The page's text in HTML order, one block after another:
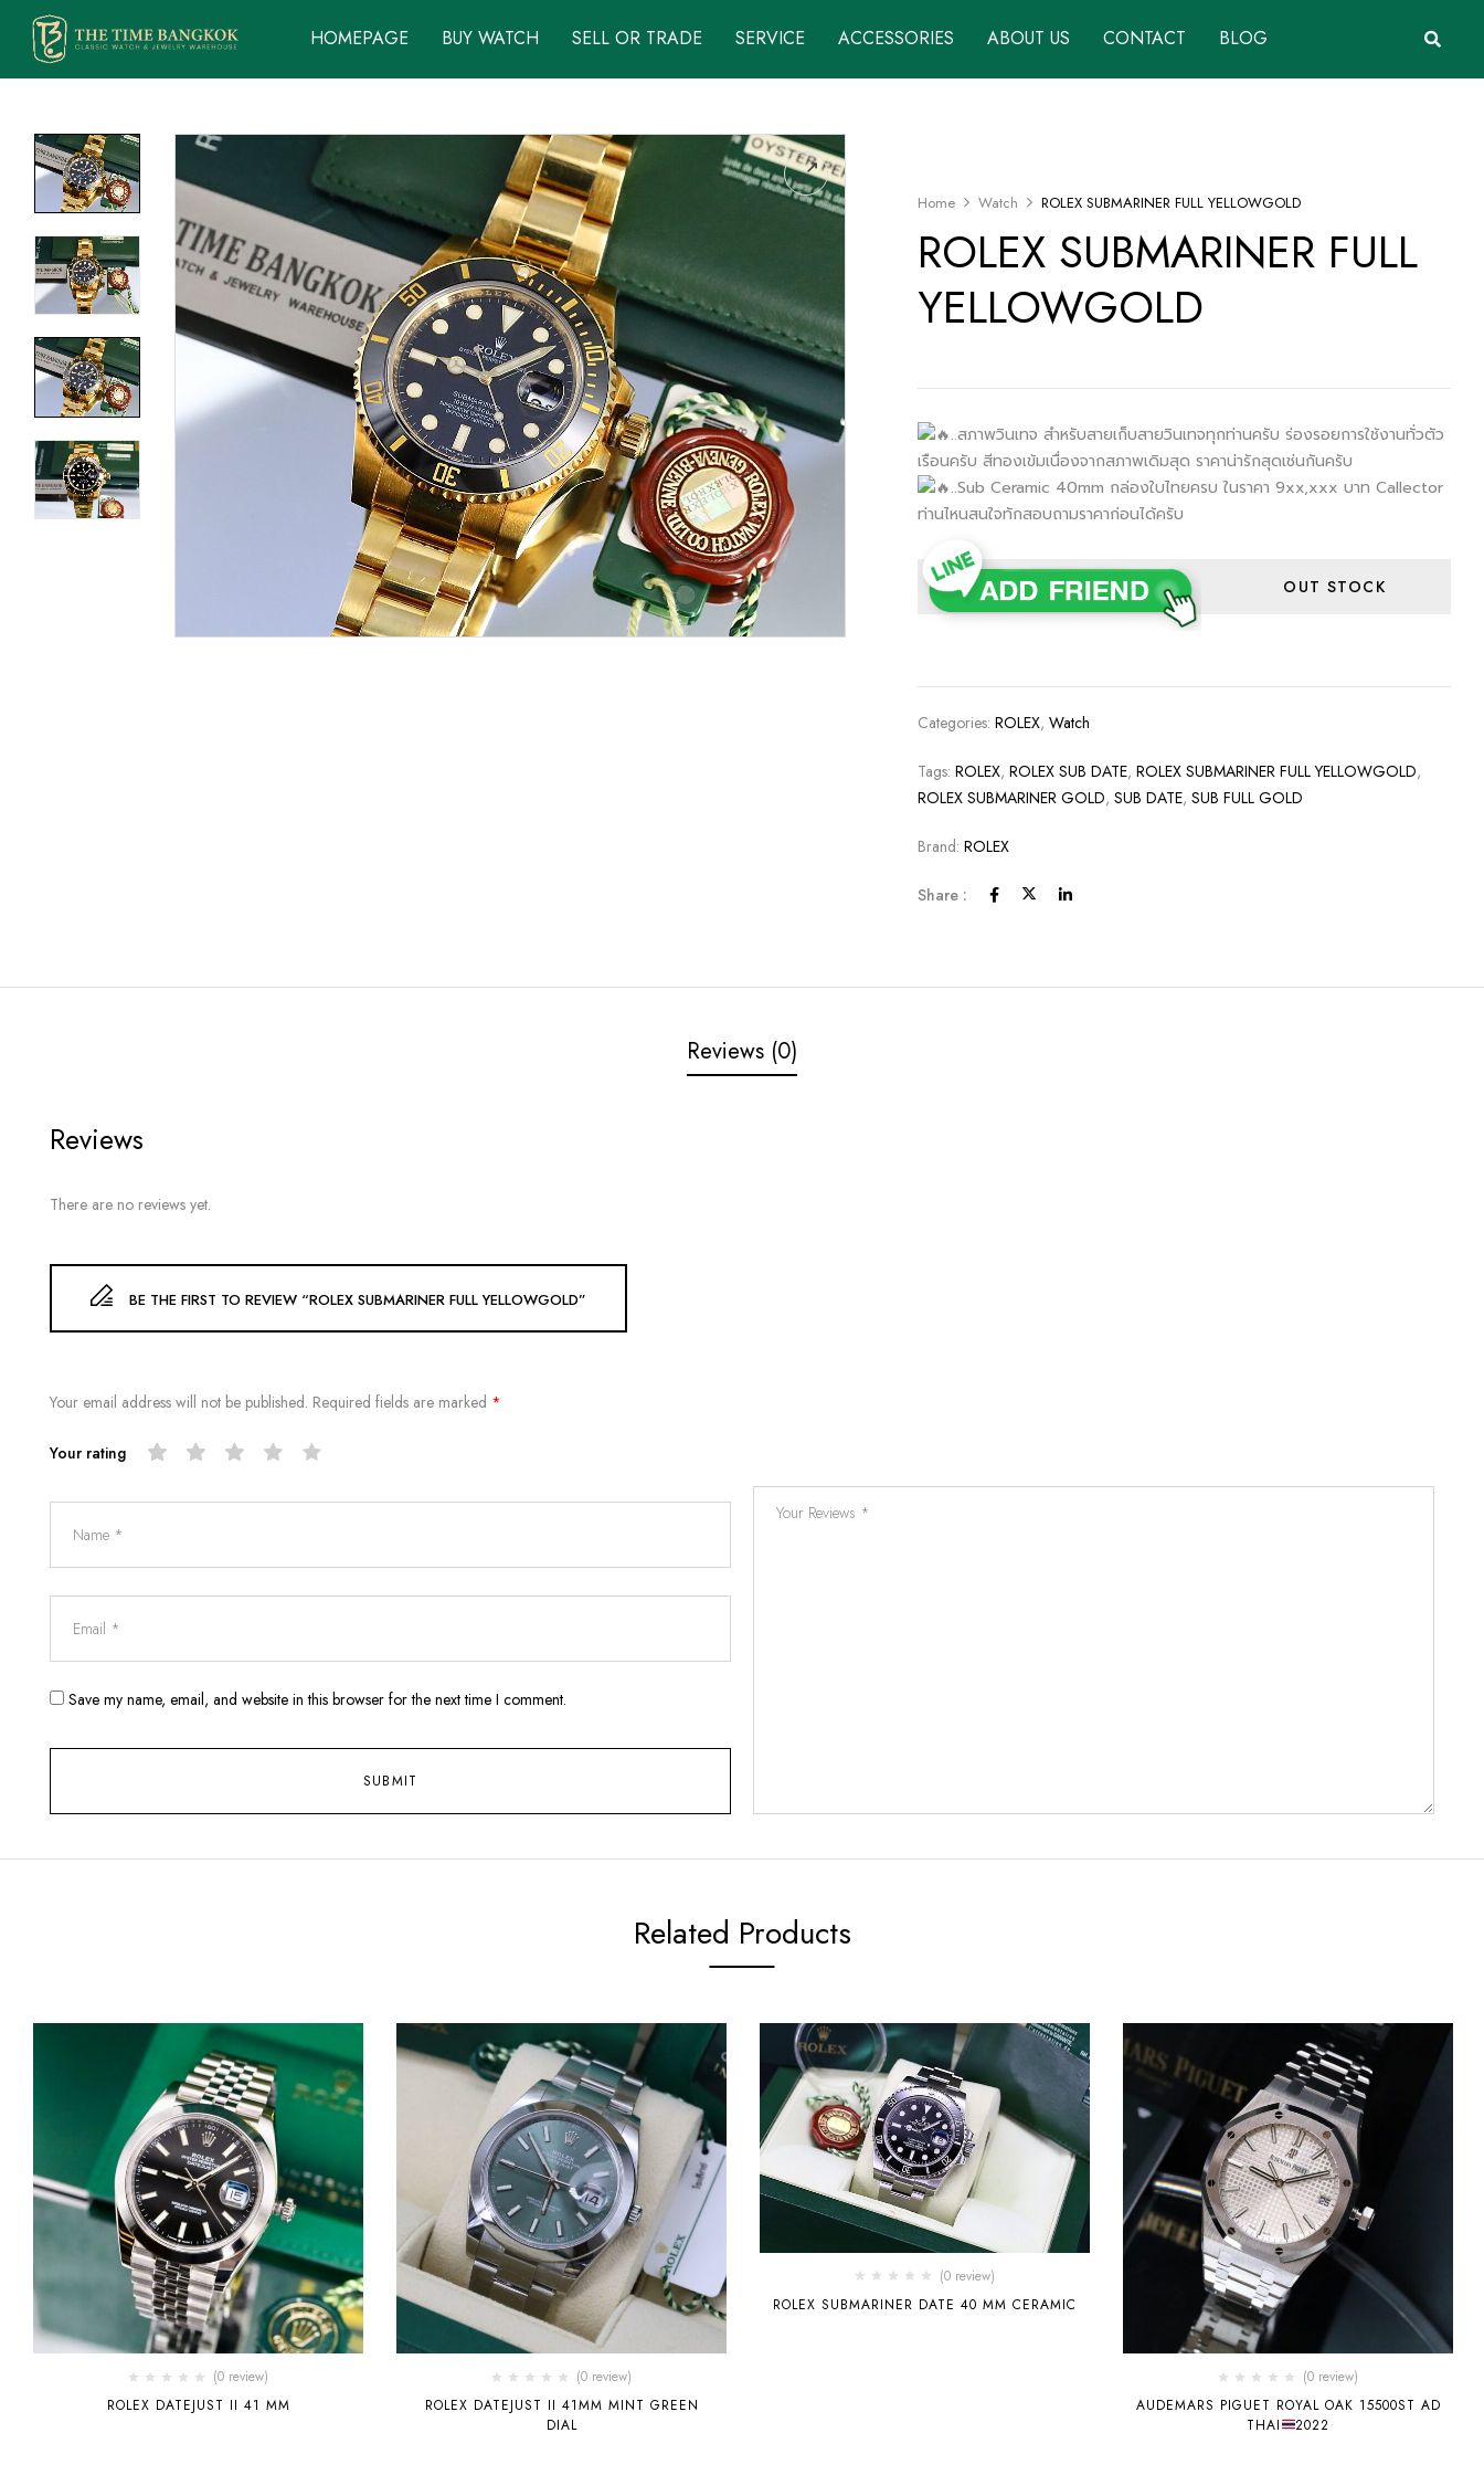
HOMEPAGE BUY WATCH SELL OR TRADE SERVICE ACCESSORIES ABOUT US CONTACT BLOG
Home Watch ROLEX SUBMARINER FULL YELLOWGOLD
ROLEX SUBMARINER FULL
YELLOWGOLD
..สภาพวินเทจ สำหรับสายเก็บสายวินเทจทุกท่านครับ ร่องรอยการใช้งานทั่วตัว
เรือนครับ สีทองเข้มเนื่องจากสภาพเดิมสุด ราคาน่ารักสุดเช่นกันครับ
..Sub Ceramic 40mm กล่องใบไทยครบ ในราคา 9xx,xxx บาท Callector
ท่านไหนสนใจทักสอบถามราคาก่อนได้ครับ
OUT STOCK
Categories:ROLEX,Watch
Tags:ROLEX,ROLEX SUB DATE,ROLEX SUBMARINER FULL YELLOWGOLD,
ROLEX SUBMARINER GOLD,SUB DATE,SUB FULL GOLD
Brand:ROLEX
Share :
Reviews (0)
Reviews
There are no reviews yet.
BE THE FIRST TO REVIEW “ROLEX SUBMARINER FULL YELLOWGOLD”
Your email address will not be published. Required fields are marked *
Your rating
Save my name, email, and website in this browser for the next time I comment.
Related Products
(0 review)
ROLEX DATEJUST II 41 MM
(0 review)
ROLEX DATEJUST II 41MM MINT GREEN
DIAL
(0 review)
ROLEX SUBMARINER DATE 40 MM CERAMIC
(0 review)
AUDEMARS PIGUET ROYAL OAK 15500ST AD
THAI
2022